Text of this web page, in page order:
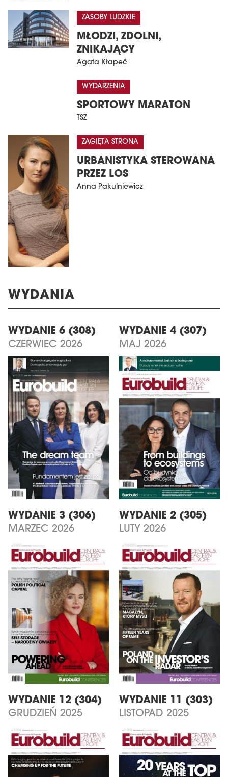
ZASOBY LUDZKIE
MŁODZI, ZDOLNI,
ZNIKAJĄCY
Agata Kłapeć
WYDARZENIA
SPORTOWY MARATON
TSZ
ZAGIĘTA STRONA
URBANISTYKA STEROWANA
PRZEZ LOS
Anna Pakulniewicz
WYDANIA
WYDANIE 6 (308)
CZERWIEC 2026
WYDANIE 4 (307)
MAJ 2026
WYDANIE 3 (306)
MARZEC 2026
WYDANIE 2 (305)
LUTY 2026
WYDANIE 12 (304)
GRUDZIEŃ 2025
WYDANIE 11 (303)
LISTOPAD 2025